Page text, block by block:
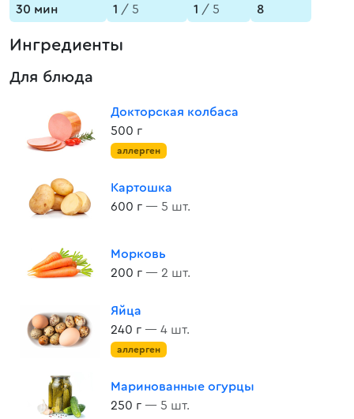
30 мин
1 / 5
1 / 5
8
Ингредиенты
Для блюда
Докторская колбаса
500 г
аллерген
Картошка
600 г — 5 шт.
Морковь
200 г — 2 шт.
Яйца
240 г — 4 шт.
аллерген
Маринованные огурцы
250 г — 5 шт.